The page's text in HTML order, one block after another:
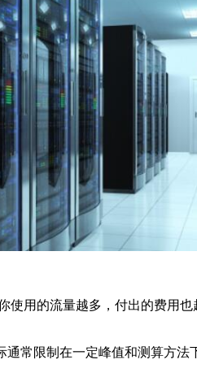
的流量越多，付出的费用也
限制在一定峰值和测算方法